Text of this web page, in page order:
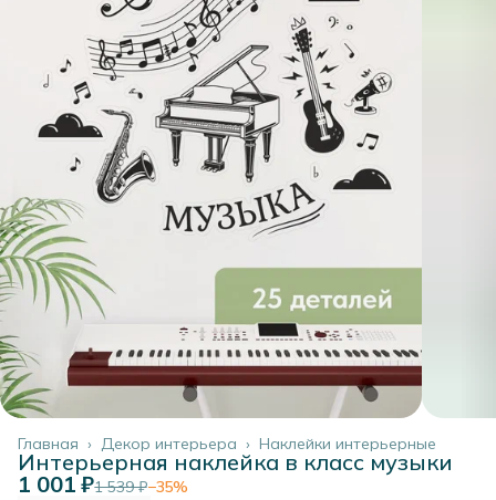
Наклейки интерьерные
Декор интерьера ›
Главная ›
Интерьерная наклейка в класс музыки
1 001 ₽1 539 ₽−35%